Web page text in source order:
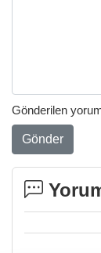
Gönderilen
Gönder